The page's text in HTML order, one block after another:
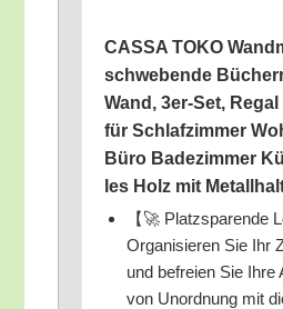
CASSA TOKO
schwe­ben­de
Wand, 3er-Set,
für Schlaf­zim­mer
Büro Bade­zim­mer
les Holz mit
【🚀 Platz­spa­ren­de
Orga­ni­sie­ren Sie Ihr
und befrei­en Sie Ihre
von Unord­nung mit